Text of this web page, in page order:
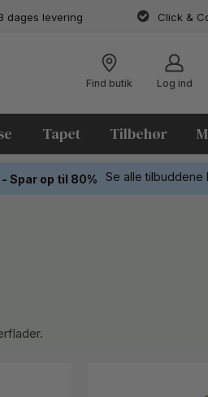
dages levering Click &
Find butik Log ind
Tapet Tilbehør
Spar op til 80% Se alle tilbuddene